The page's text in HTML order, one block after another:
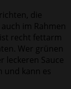
die
im Rahmen
recht fettarm
Wer grünen
leckeren Sauce
und kann es